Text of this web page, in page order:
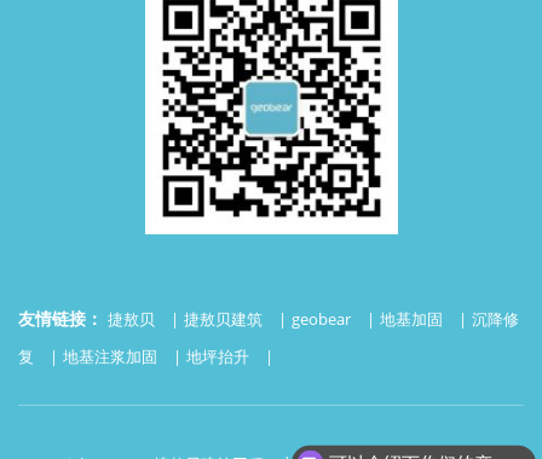
友情链接： 捷敖贝 捷敖贝建筑 geobear 地基加固
沉降修
复
地基注浆加固 地坪抬升